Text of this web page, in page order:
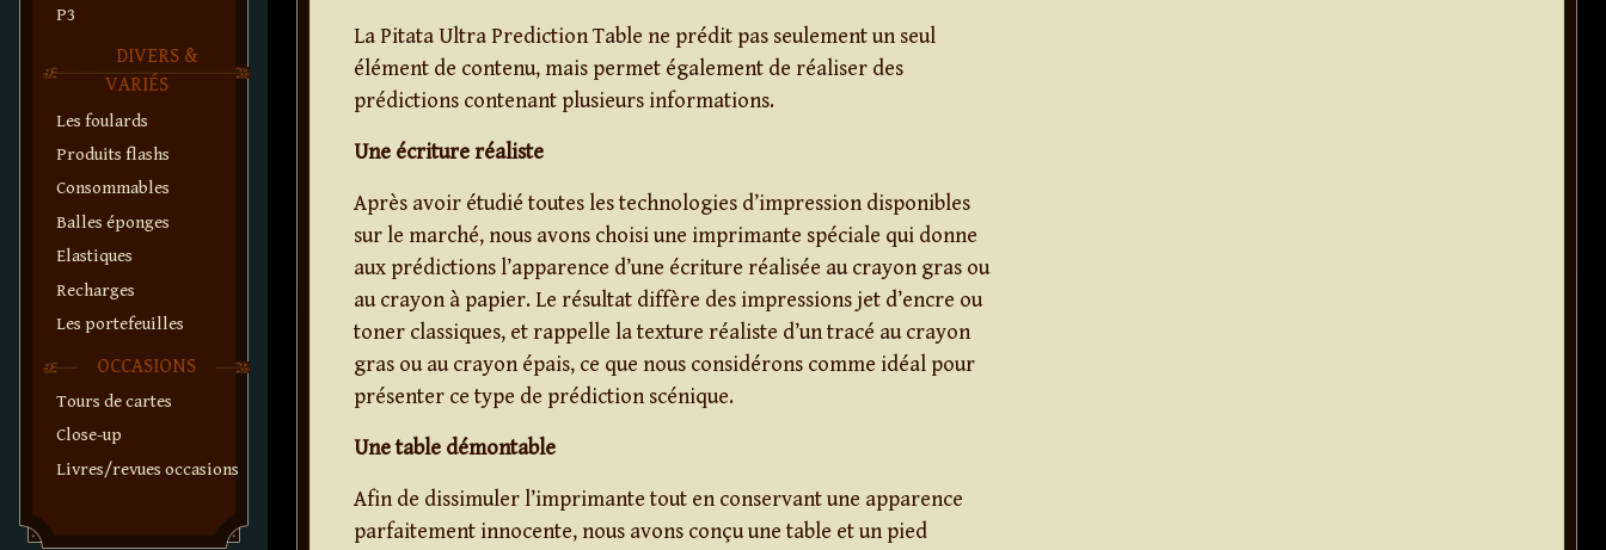
P3
DIVERS &
VARIÉS
Les foulards
Produits flashs
Consommables
Balles éponges
Elastiques
Recharges
Les portefeuilles
OCCASIONS
Tours de cartes
Close-up
Livres/revues occasions
La Pitata Ultra Prediction Table ne prédit pas seulement un seul
élément de contenu, mais permet également de réaliser des
prédictions contenant plusieurs informations.
Une écriture réaliste
Après avoir étudié toutes les technologies d’impression disponibles
sur le marché, nous avons choisi une imprimante spéciale qui donne
aux prédictions l’apparence d’une écriture réalisée au crayon gras ou
au crayon à papier. Le résultat diffère des impressions jet d’encre ou
toner classiques, et rappelle la texture réaliste d’un tracé au crayon
gras ou au crayon épais, ce que nous considérons comme idéal pour
présenter ce type de prédiction scénique.
Une table démontable
Afin de dissimuler l’imprimante tout en conservant une apparence
parfaitement innocente, nous avons conçu une table et un pied